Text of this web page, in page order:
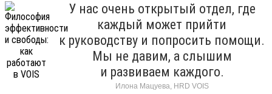
У нас очень открытый отдел, где
каждый может прийти
к руководству и попросить помощи.
Мы не давим, а слышим
и развиваем каждого.
Илона Мацуева, HRD VOIS